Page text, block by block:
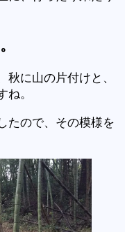
秋に山の片付けと、
。
たので、その模様を